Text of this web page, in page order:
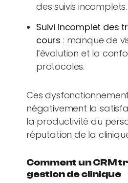
des suivis incomplets.
Suivi incomplet des
cours : manque de
l’évolution et la
protocoles.
Ces
négativement la
la productivité du
réputation de la
Comment un CRM
gestion de clinique